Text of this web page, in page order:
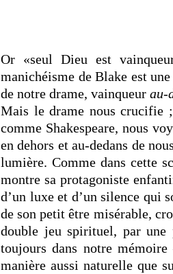
Or «seul Dieu est
manichéisme de Blake est
de notre drame, vainqueur au-
Mais le drame nous crucifie
comme Shakespeare, nous
en dehors et au-dedans de
lumière. Comme dans cette
montre sa protagoniste
d’un luxe et d’un silence qui
de son petit être misérable,
double jeu spirituel, par une
toujours dans notre
manière aussi naturelle que